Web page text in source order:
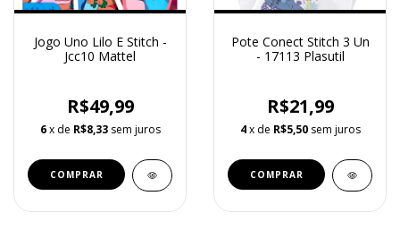
Jogo Uno Lilo E Stitch -
Jcc10 Mattel
R$49,99
6 x de R$8,33 sem juros
Pote Conect Stitch 3 Un
- 17113 Plasutil
R$21,99
4 x de R$5,50 sem juros